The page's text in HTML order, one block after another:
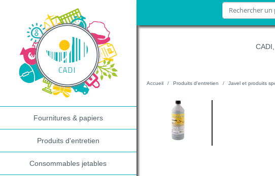
Fournitures & papiers
Produits d'entretien
Consommables jetables
Accueil Produits d'entretien Javel et produits